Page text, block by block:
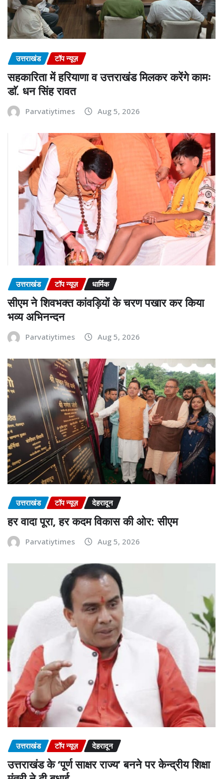
उत्तराखंड टॉप न्यूज़
सहकारिता में हरियाणा व उत्तराखंड मिलकर करेंगे कामः
डाॅ. धन सिंह रावत
Parvatiytimes Aug 5, 2026
उत्तराखंड टॉप न्यूज़ धार्मिक
सीएम ने शिवभक्त कांवड़ियों के चरण पखार कर किया
भव्य अभिनन्दन
Parvatiytimes Aug 5, 2026
उत्तराखंड टॉप न्यूज़ देहरादून
हर वादा पूरा, हर कदम विकास की ओर: सीएम
Parvatiytimes Aug 5, 2026
उत्तराखंड टॉप न्यूज़ देहरादून
उत्तराखंड के ‘पूर्ण साक्षर राज्य’ बनने पर केन्द्रीय शिक्षा